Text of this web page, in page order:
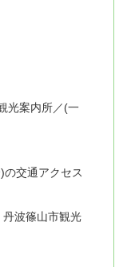
光案内所／(一
交通アクセス
波篠山市観光